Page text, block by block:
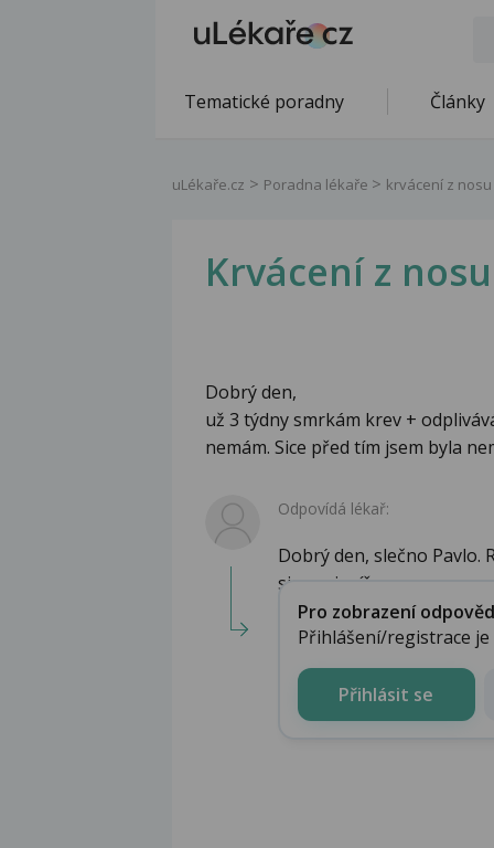
Tematické poradny Články
uLékaře.cz Poradna lékaře krvácení z nosu
Krvácení z nosu
Dobrý den,
už 3 týdny smrkám krev +
nemám. Sice před tím jsem byla
Odpovídá lékař:
Dobrý den, slečno Pavlo.
sice nejspíše...
Pro zobrazení
Přihlášení/registrace
Přihlásit se